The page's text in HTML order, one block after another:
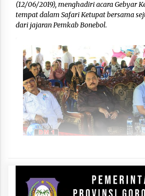
(12/06/2019), menghadiri acara Gebyar
tempat dalam Safari Ketupat bersama
dari jajaran Pemkab Bonebol.